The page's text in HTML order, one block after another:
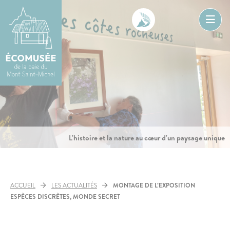
contenu
L'histoire et la nature au cœur d'un paysage unique
ACCUEIL LES ACTUALITÉS
MONTAGE DE L’EXPOSITION
ESPÈCES DISCRÈTES, MONDE SECRET